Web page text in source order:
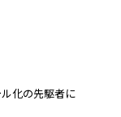
ル化の先駆者に